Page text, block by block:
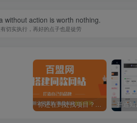
without action is worth nothing.
切实执行，再好的点子也是徒劳
你还在到处找项目？还在当韭菜？我靠卖项目一个月收入5万+，曾经我也是个失败者。